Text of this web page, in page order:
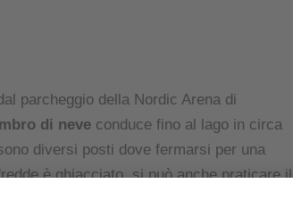
parcheggio della Nordic Arena di
di neve conduce fino al lago in circa
diversi posti dove fermarsi per una
è ghiacciato, si può anche praticare il
proprio davanti al lago. E non solo: